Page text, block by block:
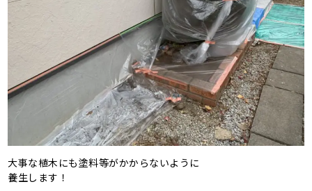
大事な植木にも塗料等がかからないように
養生します！